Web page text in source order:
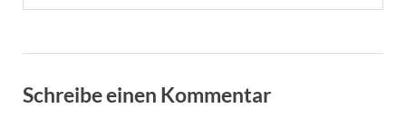
Schreibe einen Kommentar